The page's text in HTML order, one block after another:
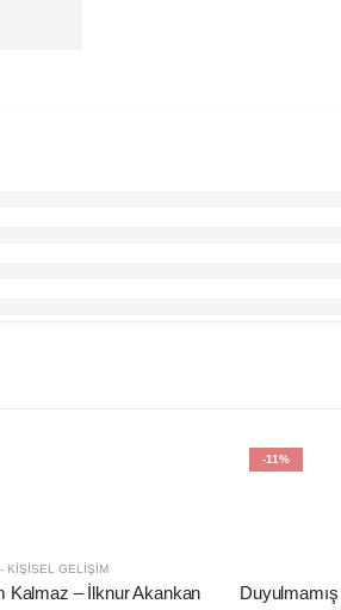
KIŞISEL GELIŞIM
Kalmaz – İlknur Akankan
-11%